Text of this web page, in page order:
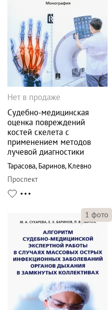
Нет в продаже
Судебно-медицинская
оценка повреждений
костей скелета с
применением методов
лучевой диагностики
Тарасова, Баринов, Клевно
Проспект
1 фото